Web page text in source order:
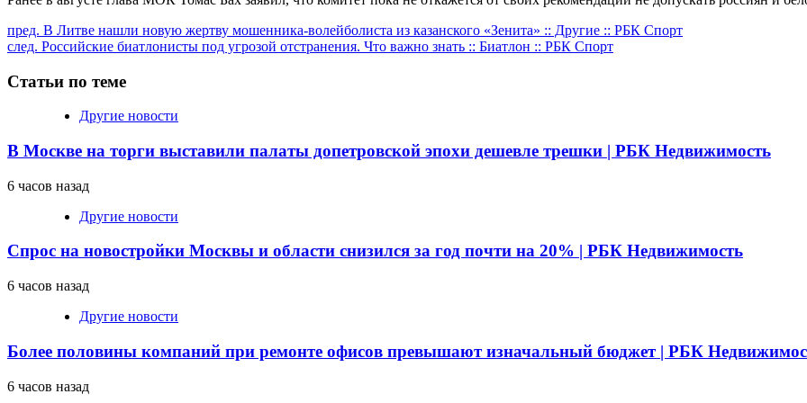
Продолжить
чтение
пред. В Литве нашли новую жертву мошенника-волейболиста из казанского «Зенита» :: Другие :: РБК Спорт
след. Российские биатлонисты под угрозой отстранения. Что важно знать :: Биатлон :: РБК Спорт
Статьи по теме
Другие новости
В Москве на торги выставили палаты допетровской эпохи дешевле трешки | РБК Недвижимость
6 часов назад
Другие новости
Спрос на новостройки Москвы и области снизился за год почти на 20% | РБК Недвижимость
6 часов назад
Другие новости
Более половины компаний при ремонте офисов превышают изначальный бюджет | РБК
6 часов назад